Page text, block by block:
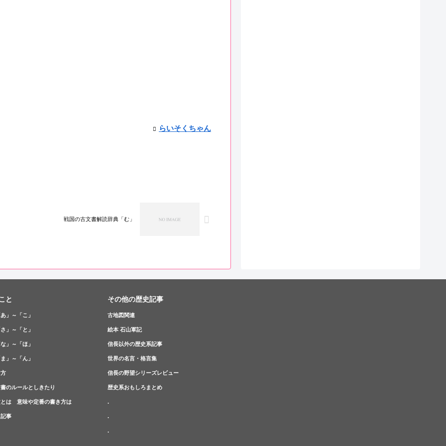
らいそくちゃん
戦国の古文書解読辞典「む」
と
」～「こ」
」～「と」
」～「ほ」
」～「ん」
のルールとしきたり
とは 意味や定番の書き方は
事
その他の歴史記事
古地図関連
絵本 石山軍記
信長以外の歴史系記事
世界の名言・格言集
信長の野望シリーズレビュー
歴史系おもしろまとめ
.
.
.